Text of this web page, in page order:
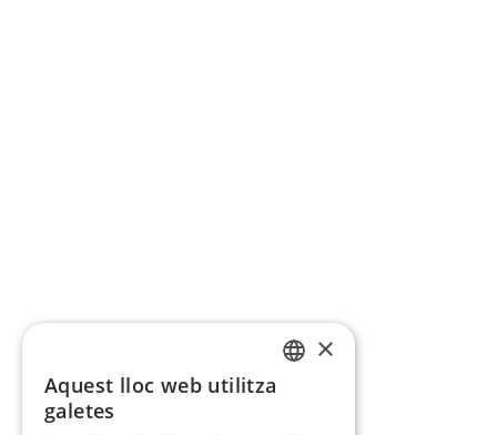
×
Aquest lloc web utilitza
galetes